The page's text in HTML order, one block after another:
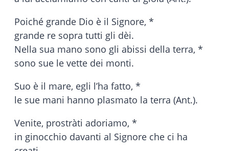
Poiché grande Dio è il Signore, *
grande re sopra tutti gli dèi.
Nella sua mano sono gli abissi della terra, *
sono sue le vette dei monti.
Suo è il mare, egli l’ha fatto, *
le sue mani hanno plasmato la terra (Ant.).
Venite, prostràti adoriamo, *
in ginocchio davanti al Signore che ci ha